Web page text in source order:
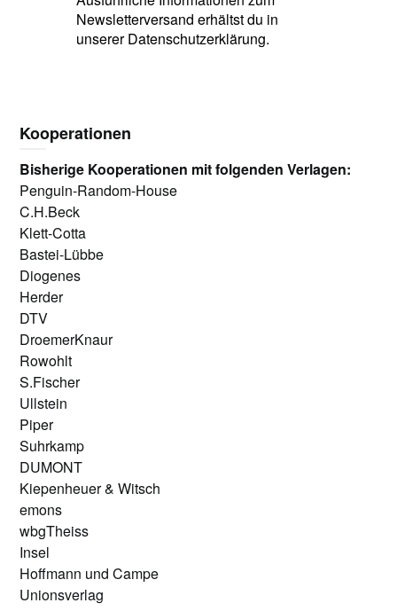
Newsletterversand erhältst du in
unserer Datenschutzerklärung.
Kooperationen
Bisherige Kooperationen mit folgenden Verlagen:
Penguin-Random-House
C.H.Beck
Klett-Cotta
Bastei-Lübbe
Diogenes
Herder
DTV
DroemerKnaur
Rowohlt
S.Fischer
Ullstein
Piper
Suhrkamp
DUMONT
Kiepenheuer & Witsch
emons
wbgTheiss
Insel
Hoffmann und Campe
Unionsverlag